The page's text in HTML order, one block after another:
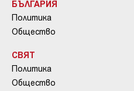
БЪЛГАРИЯ
Политика
Общество
СВЯТ
Политика
Общество